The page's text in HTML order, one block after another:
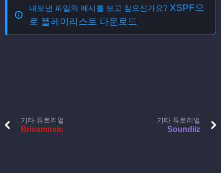
내보낸 파일의 예시를 보고 싶으신가요? XSPF으
로 플레이리스트 다운로드
기타 튜토리얼
Brisamusic
기타 튜토리얼
Soundiiz